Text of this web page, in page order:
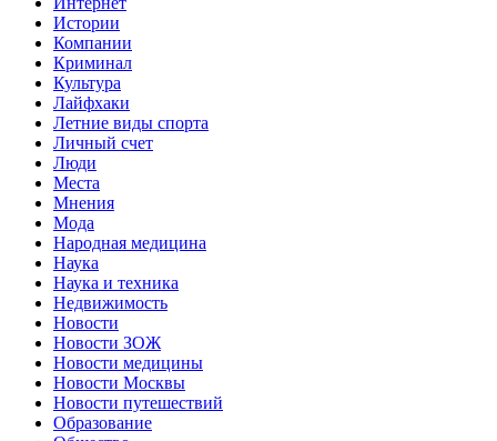
Истории
Компании
Криминал
Культура
Лайфхаки
Летние виды спорта
Личный счет
Люди
Места
Мнения
Мода
Народная медицина
Наука
Наука и техника
Недвижимость
Новости
Новости ЗОЖ
Новости медицины
Новости Москвы
Новости путешествий
Образование